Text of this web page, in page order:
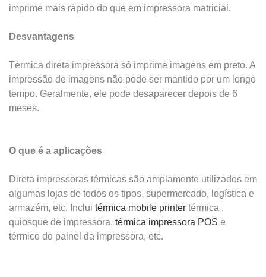
imprime mais rápido do que em impressora matricial.
Desvantagens
Térmica direta impressora só imprime imagens em preto. A
impressão de imagens não pode ser mantido por um longo
tempo. Geralmente, ele pode desaparecer depois de 6
meses.
O que é a aplicações
Direta impressoras térmicas são amplamente utilizados em
algumas lojas de todos os tipos, supermercado, logística e
armazém, etc. Inclui térmica mobile printer térmica ,
quiosque de impressora, térmica impressora POS e
térmico do painel da impressora, etc.